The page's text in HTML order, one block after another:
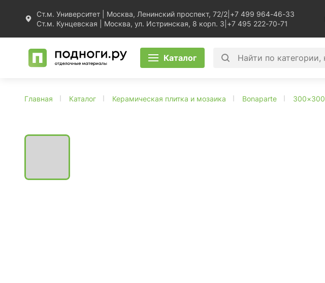
Ст.м. Университет | Москва, Ленинский проспект, 72/2 +7 499 964-46-33
Ст.м. Кунцевская | Москва, ул. Истринская, 8 корп. 3 +7 495 222-70-71
Каталог
Главная Каталог Керамическая плитка и мозаика Bonaparte 300×300